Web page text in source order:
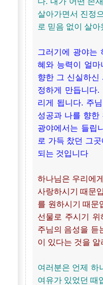
살아가면서 진정
로 믿음 없이 살
그러기에 광야는
혜와 능력이 얼
향한 그 신실하신
정하게 만듭니다
리게 됩니다. 주
성공과 나를 향한
광야에서는 들립
로 가득 찼던 그
되는 것입니다
하나님은 우리에
사랑하시기 때문
를 원하시기 때문
선물로 주시기
주님의 음성을 듣
이 있다는 것을
여러분은 언제 하
여유가 있었던 때